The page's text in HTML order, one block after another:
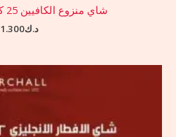
شاي منزوع الكافيين 25 كيس شاي مغلف
د.ك1.300